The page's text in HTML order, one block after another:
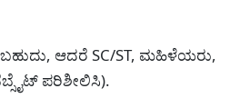
ಆದರೆ SC/ST, ಮಹಿಳೆಯರು,
ಪರಿಶೀಲಿಸಿ).